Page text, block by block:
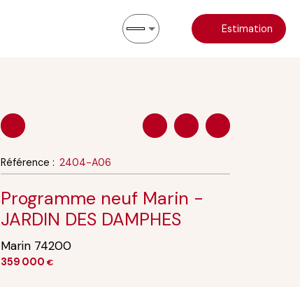
Estimation
Référence : 2404-A06
Programme neuf Marin -
JARDIN DES DAMPHES
Marin 74200
359 000 €